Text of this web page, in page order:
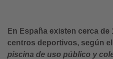
En España existen cerca
centros deportivos, según el
piscina de uso público y